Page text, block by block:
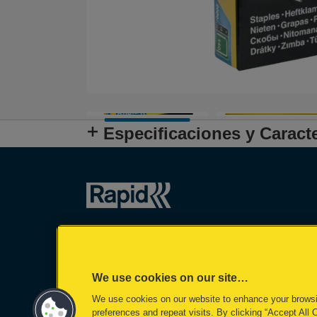
Especificaciones y
We use cookies on our site…
We use cookies on our website to enhance your
preferences and repeat visits. By clicking “Accept All